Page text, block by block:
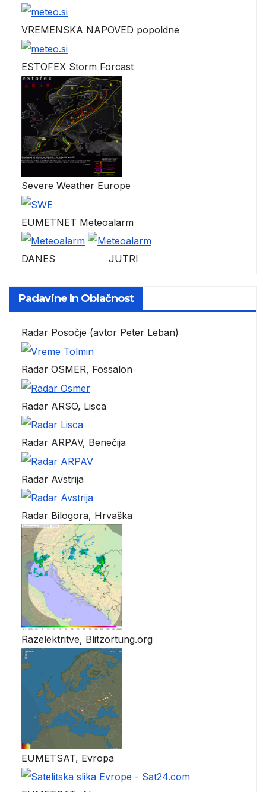
VREMENSKA NAPOVED popoldne
ESTOFEX Storm Forcast
Severe Weather Europe
EUMETNET Meteoalarm
DANES JUTRI
Padavine In Oblačnost
Radar Posočje (avtor Peter Leban)
Radar OSMER, Fossalon
Radar ARSO, Lisca
Radar ARPAV, Benečija
Radar Avstrija
Radar Bilogora, Hrvaška
Razelektritve, Blitzortung.org
EUMETSAT, Evropa